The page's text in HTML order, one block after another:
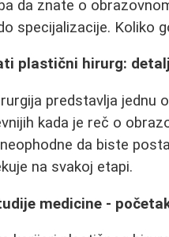
da znate o
specijalizacije. Koliko
plastični hirurg:
predstavlja jednu
kada je reč o
da biste
na svakoj etapi.
medicine -